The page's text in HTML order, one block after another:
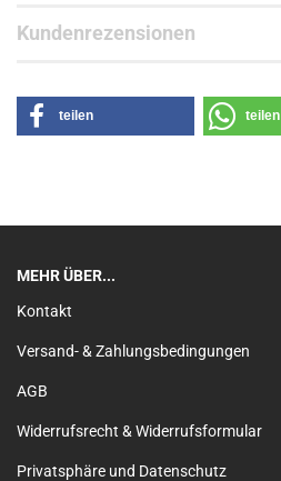
Kundenrezensionen
teilen teilen
MEHR ÜBER...
Kontakt
Versand- & Zahlungsbedingungen
AGB
Widerrufsrecht & Widerrufsformular
Privatsphäre und Datenschutz